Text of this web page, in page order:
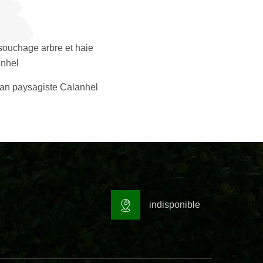
arbre et haie
paysagiste Calanhel
indisponible